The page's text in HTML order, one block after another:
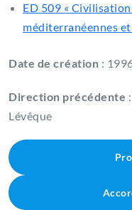
ED 509 «
méditerranéennes et
Date de création :
Direction précédente
Lévêque